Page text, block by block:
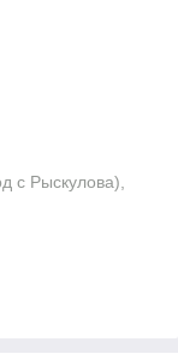
с Рыскулова),